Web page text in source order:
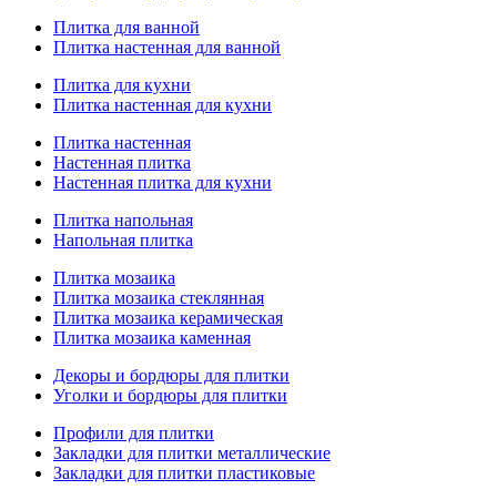
Плитка для ванной
Плитка настенная для ванной
Плитка для кухни
Плитка настенная для кухни
Плитка настенная
Настенная плитка
Настенная плитка для кухни
Плитка напольная
Напольная плитка
Плитка мозаика
Плитка мозаика стеклянная
Плитка мозаика керамическая
Плитка мозаика каменная
Декоры и бордюры для плитки
Уголки и бордюры для плитки
Профили для плитки
Закладки для плитки металлические
Закладки для плитки пластиковые